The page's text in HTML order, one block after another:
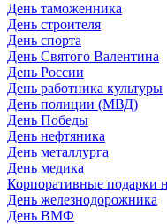
День таможенника
День строителя
День спорта
День Святого Валентина
День России
День работника культуры
День полиции (МВД)
День Победы
День нефтяника
День металлурга
День медика
Корпоративные подарки
День железнодорожника
День ВМФ